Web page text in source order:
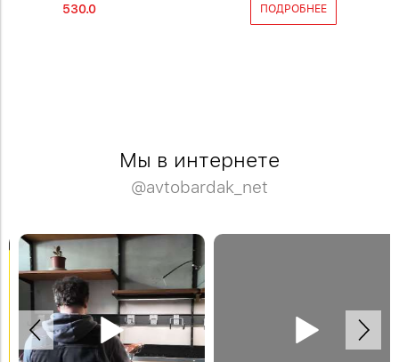
530.0 ПОДРОБНЕЕ
Мы в интернете
@avtobardak_net
Меняем зону с рабочим столом на
зону для хранения велосипеда за
Хранение шуруповерта на крюке.